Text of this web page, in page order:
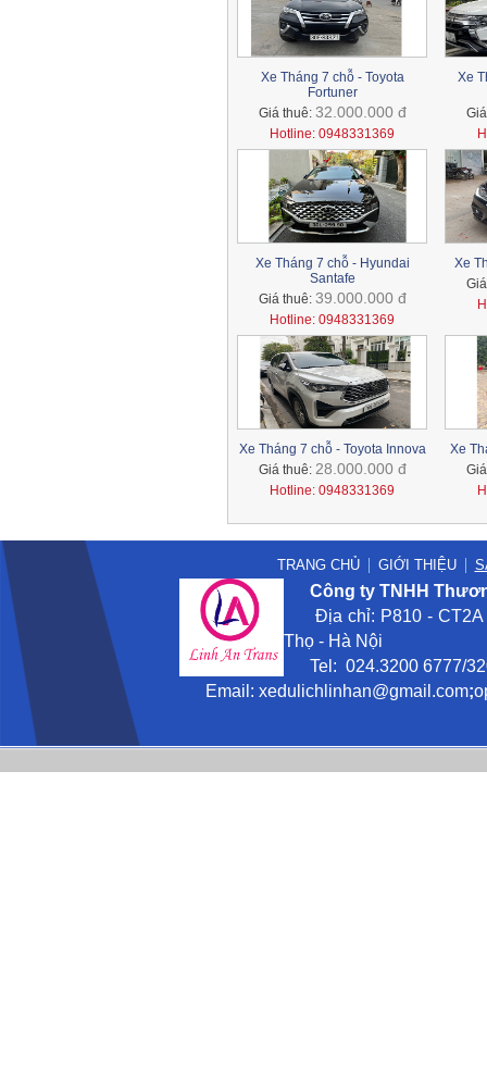
Xe Tháng 7 chỗ - Toyota
Fortuner
Giá thuê: 32.000.000 đ
Hotline: 0948331369
Xe
Xe Tháng 7 chỗ - Hyundai
Santafe
Giá thuê: 39.000.000 đ
Hotline: 0948331369
Xe
Xe Tháng 7 chỗ - Toyota Innova
Giá thuê: 28.000.000 đ
Hotline: 0948331369
Xe
TRANG CHỦ GIỚI THIỆU
Công ty TNHH
Địa chỉ: P810 - CT2A
Thọ - Hà Nội
Tel: 024.3200 6777/
Email: xedulichlinhan@gmail .com;